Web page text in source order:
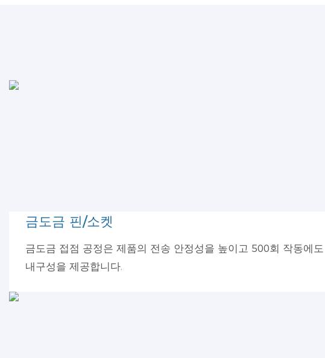
금도금 핀/소켓
금도금 접점 공정은 제품의 전송 안정성을 높이고 500회 작동에
내구성을 제공합니다.